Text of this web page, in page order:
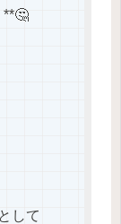
**🤔
として